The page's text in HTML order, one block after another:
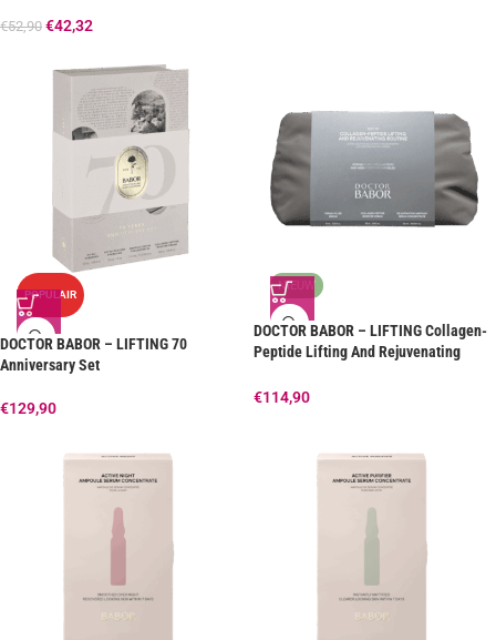
€52,90 €42,32
POPULAIR
DOCTOR BABOR – LIFTING 70
Anniversary Set
€129,90
NIEUW
DOCTOR BABOR – LIFTING Collagen-
Peptide Lifting And Rejuvenating
€114,90